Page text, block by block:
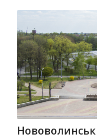
Нововолинськ